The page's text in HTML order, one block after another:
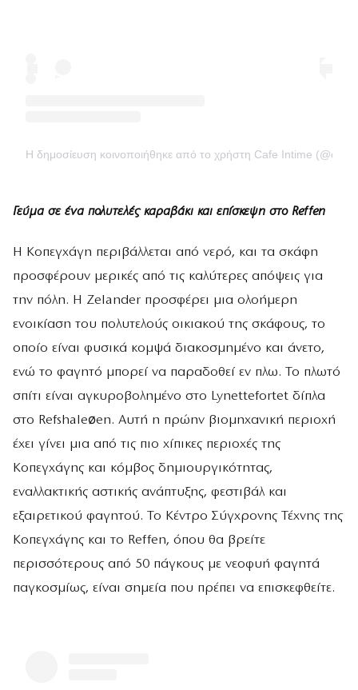
Η δημοσίευση κοινοποιήθηκε από το χρήστη Cafe Intime
Γεύμα σε ένα πολυτελές καραβάκι και επίσκεψη στο Reffen
Η Κοπεγχάγη περιβάλλεται από νερό, και τα σκάφη
προσφέρουν μερικές από τις καλύτερες απόψεις για
την πόλη. Η Zelander προσφέρει μια ολοήμερη
ενοικίαση του πολυτελούς οικιακού της σκάφους, το
οποίο είναι φυσικά κομψά διακοσμημένο και άνετο,
ενώ το φαγητό μπορεί να παραδοθεί εν πλω. Το πλωτό
σπίτι είναι αγκυροβολημένο στο Lynettefortet δίπλα
στο Refshaleøen. Αυτή η πρώην βιομηχανική περιοχή
έχει γίνει μια από τις πιο χίπικες περιοχές της
Κοπεγχάγης και κόμβος δημιουργικότητας,
εναλλακτικής αστικής ανάπτυξης, φεστιβάλ και
εξαιρετικού φαγητού. Το Κέντρο Σύγχρονης Τέχνης της
Κοπεγχάγης και το Reffen, όπου θα βρείτε
περισσότερους από 50 πάγκους με νεοφυή φαγητά
παγκοσμίως, είναι σημεία που πρέπει να επισκεφθείτε.